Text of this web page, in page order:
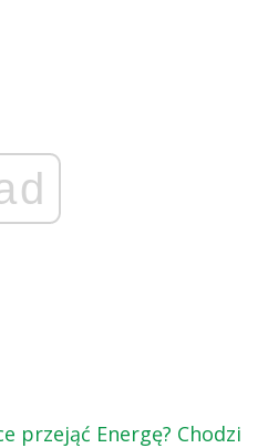
przejąć Energę? Chodzi